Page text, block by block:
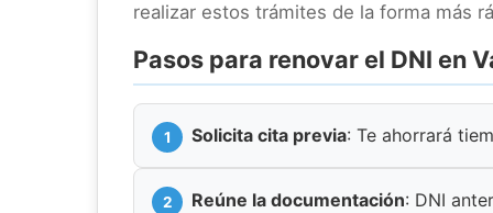
realizar estos trámites de la forma más
Pasos para renovar el DNI en
Solicita cita previa: Te ahorrará
Reúne la documentación: DNI